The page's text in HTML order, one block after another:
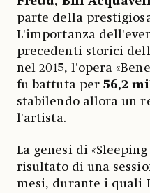
parte della
L'importanza
precedenti storici
nel 2015, l'opera
fu battuta per56,2
stabilendo allora un
l'artista.
La genesi di
risultato di una
mesi, durante i quali